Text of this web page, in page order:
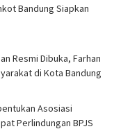
Bandung Siapkan
Resmi Dibuka, Farhan
di Kota Bandung
Asosiasi
Perlindungan BPJS